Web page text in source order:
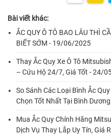
Bài viết khác:
ẮC QUY Ô TÔ BAO LÂU THÌ
BIẾT SỚM - 19/06/2025
Thay Ắc Quy Xe Ô Tô
– Cứu Hộ 24/7, Giá Tốt - 24/
So Sánh Các Loại Bình Ắc
Chọn Tốt Nhất Tại Bình
Mua Ắc Quy Chính Hãng
Dịch Vụ Thay Lắp Uy Tín, Giá